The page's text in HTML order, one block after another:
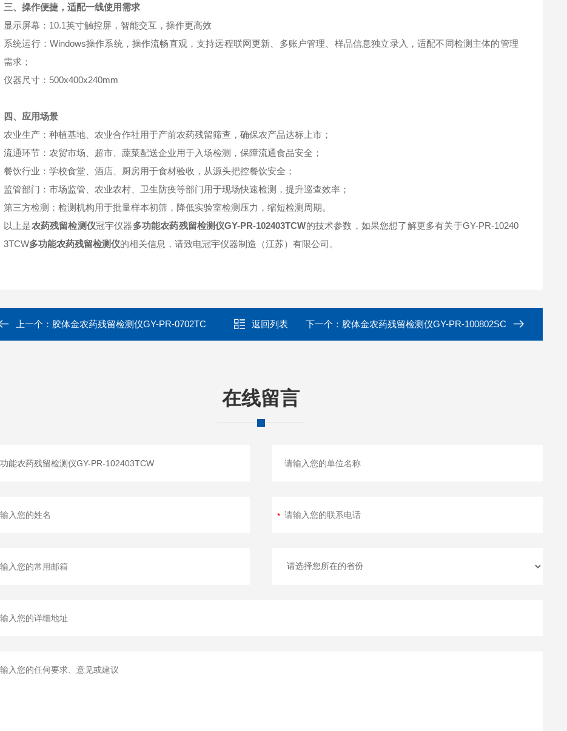
三、操作便捷，适配一线使用需求
显示屏幕：10.1英寸触控屏，智能交互，操作更高效
系统运行：Windows操作系统，操作流畅直观，支持远程联网更新、多账户管理、样品信息独立录入，适配不同检测主体的管理
需求；
仪器尺寸：500x400x240mm
四、应用场景
农业生产：种植基地、农业合作社用于产前农药残留筛查，确保农产品达标上市；
流通环节：农贸市场、超市、蔬菜配送企业用于入场检测，保障流通食品安全；
餐饮行业：学校食堂、酒店、厨房用于食材验收，从源头把控餐饮安全；
监管部门：市场监管、农业农村、卫生防疫等部门用于现场快速检测，提升巡查效率；
第三方检测：检测机构用于批量样本初筛，降低实验室检测压力，缩短检测周期。
以上是农药残留检测仪冠宇仪器多功能农药残留检测仪GY-PR-102403TCW的技术参数，如果您想了解更多有关于GY-PR-10240
3TCW多功能农药残留检测仪的相关信息，请致电冠宇仪器制造（江苏）有限公司。
上一个： 胶体金农药残留检测仪GY-PR-0702TC 返回列表 下一个： 胶体金农药残留检测仪GY-PR-100802SC
在线留言